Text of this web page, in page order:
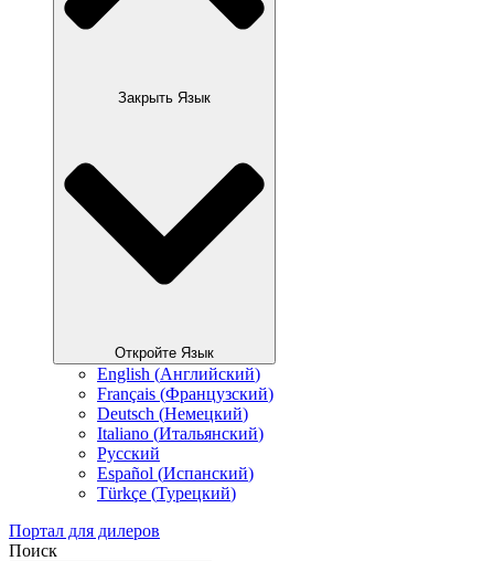
Закрыть Язык
Откройте Язык
English (Английский)
Français (Французский)
Deutsch (Немецкий)
Italiano (Итальянский)
Русский
Español (Испанский)
Türkçe (Турецкий)
Портал для дилеров
Поиск